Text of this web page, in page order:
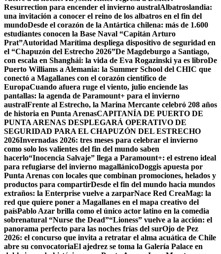
Resurrection para encender el invierno australAlbatroslandia:
una invitación a conocer el reino de los albatros en el fin del
mundoDesde el corazón de la Antártica chilena: más de 1.600
estudiantes conocen la Base Naval “Capitán Arturo
Prat”Autoridad Marítima despliega dispositivo de seguridad en
el “Chapuzón del Estrecho 2026”De Magdeburgo a Santiago,
con escala en Shanghái: la vida de Eva Rogazinski ya es libroDe
Puerto Williams a Alemania: la Summer School del CHIC que
conectó a Magallanes con el corazón científico de
EuropaCuando afuera ruge el viento, julio enciende las
pantallas: la agenda de Paramount+ para el invierno
australFrente al Estrecho, la Marina Mercante celebró 208 años
de historia en Punta ArenasCAPITANÍA DE PUERTO DE
PUNTA ARENAS DESPLEGARÁ OPERATIVO DE
SEGURIDAD PARA EL CHAPUZÓN DEL ESTRECHO
2026Invernadas 2026: tres meses para celebrar el invierno
como solo los valientes del fin del mundo saben
hacerlo“Inocencia Salvaje” llega a Paramount+: el estreno ideal
para refugiarse del invierno magallánicoDoggis apuesta por
Punta Arenas con locales que combinan promociones, helados y
productos para compartirDesde el fin del mundo hacia mundos
extraños: la Enterprise vuelve a zarparNace Red CreaMag: la
red que quiere poner a Magallanes en el mapa creativo del
paísPablo Azar brilla como el único actor latino en la comedia
sobrenatural “Nurse the Dead”“Lioness” vuelve a la acción: el
panorama perfecto para las noches frías del surOjo de Pez
2026: el concurso que invita a retratar el alma acuática de Chile
abre su convocatoriaEl ajedrez se toma la Galería Palace en